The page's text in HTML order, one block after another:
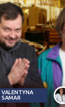
VALENTYNA
SAMAR